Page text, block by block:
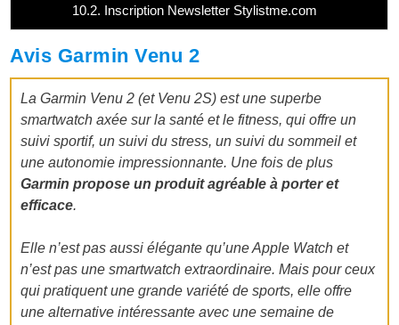
10.2. Inscription Newsletter Stylistme.com
Avis Garmin Venu 2
La Garmin Venu 2 (et Venu 2S) est une superbe
smartwatch axée sur la santé et le fitness, qui offre un
suivi sportif, un suivi du stress, un suivi du sommeil et
une autonomie impressionnante. Une fois de plus
Garmin propose un produit agréable à porter et
efficace.
Elle n’est pas aussi élégante qu’une Apple Watch et
n’est pas une smartwatch extraordinaire. Mais pour ceux
qui pratiquent une grande variété de sports, elle offre
une alternative intéressante avec une semaine de